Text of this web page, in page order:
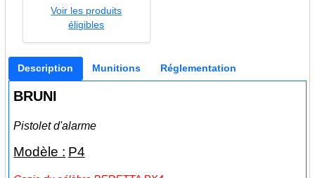
Voir les produits
éligibles
Description Munitions Réglementation
BRUNI
Pistolet d'alarme
Modèle : P4